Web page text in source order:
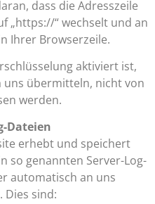
dass die Adresszeile
„https://“ wechselt und an
Ihrer Browserzeile.
aktiviert ist,
uns übermitteln, nicht von
werden.
Dateien
erhebt und speichert
so genannten Server-Log-
automatisch an uns
sind: